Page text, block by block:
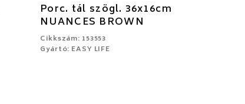
Porc. tál szögl. 36x16cm
NUANCES BROWN
Cikkszám: 153553
Gyártó: EASY LIFE